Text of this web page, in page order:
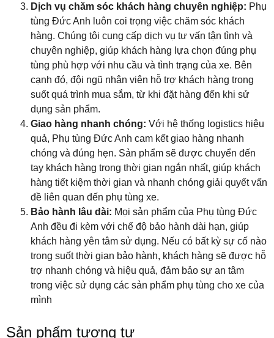
Dịch vụ chăm sóc khách hàng chuyên nghiệp: Phụ
tùng Đức Anh luôn coi trọng việc chăm sóc khách
hàng. Chúng tôi cung cấp dịch vụ tư vấn tận tình và
chuyên nghiệp, giúp khách hàng lựa chọn đúng phụ
tùng phù hợp với nhu cầu và tình trạng của xe. Bên
cạnh đó, đội ngũ nhân viên hỗ trợ khách hàng trong
suốt quá trình mua sắm, từ khi đặt hàng đến khi sử
dụng sản phẩm.
Giao hàng nhanh chóng: Với hệ thống logistics hiệu
quả, Phụ tùng Đức Anh cam kết giao hàng nhanh
chóng và đúng hẹn. Sản phẩm sẽ được chuyển đến
tay khách hàng trong thời gian ngắn nhất, giúp khách
hàng tiết kiệm thời gian và nhanh chóng giải quyết vấn
đề liên quan đến phụ tùng xe.
Bảo hành lâu dài: Mọi sản phẩm của Phụ tùng Đức
Anh đều đi kèm với chế độ bảo hành dài hạn, giúp
khách hàng yên tâm sử dụng. Nếu có bất kỳ sự cố nào
trong suốt thời gian bảo hành, khách hàng sẽ được hỗ
trợ nhanh chóng và hiệu quả, đảm bảo sự an tâm
trong việc sử dụng các sản phẩm phụ tùng cho xe của
mình
Sản phẩm tương tự